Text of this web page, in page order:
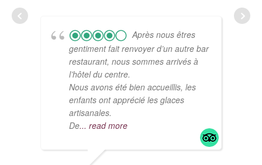
Après nous êtres
gentiment fait renvoyer d’un autre bar
restaurant, nous sommes arrivés à
l’hôtel du centre.
Nous avons été bien accueillis, les
enfants ont apprécié les glaces
artisanales.
De... read more
29